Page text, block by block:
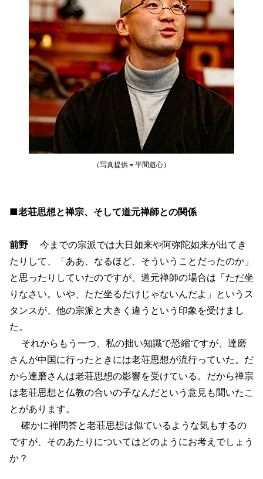
（写真提供＝平間遊心）
■老荘思想と禅宗、そして道元禅師との関係
前野 今までの宗派では大日如来や阿弥陀如来が出てき
たりして、「ああ、なるほど、そういうことだったのか」
と思ったりしていたのですが、道元禅師の場合は「ただ坐
りなさい。いや、ただ坐るだけじゃないんだよ」というス
タンスが、他の宗派と大きく違うという印象を受けまし
た。
それからもう一つ、私の拙い知識で恐縮ですが、達磨
さんが中国に行ったときには老荘思想が流行っていた。だ
から達磨さんは老荘思想の影響を受けている。だから禅宗
は老荘思想と仏教の合いの子なんだという意見も聞いたこ
とがあります。
確かに禅問答と老荘思想は似ているような気もするの
ですが、そのあたりについてはどのようにお考えでしょう
か？